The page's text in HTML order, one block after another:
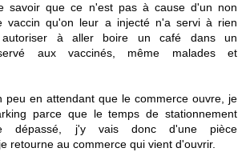
savoir que ce n'est pas à cause d'un non
vaccin qu'on leur a injecté n'a servi à rien
à aller boire un café dans un
aux vaccinés, même malades et
peu en attendant que le commerce ouvre, je
parce que le temps de stationnement
dépassé, j'y vais donc d'une pièce
retourne au commerce qui vient d'ouvrir.